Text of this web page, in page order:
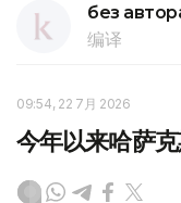
без
编译
09:54, 22 7月 2026
今年以来哈萨